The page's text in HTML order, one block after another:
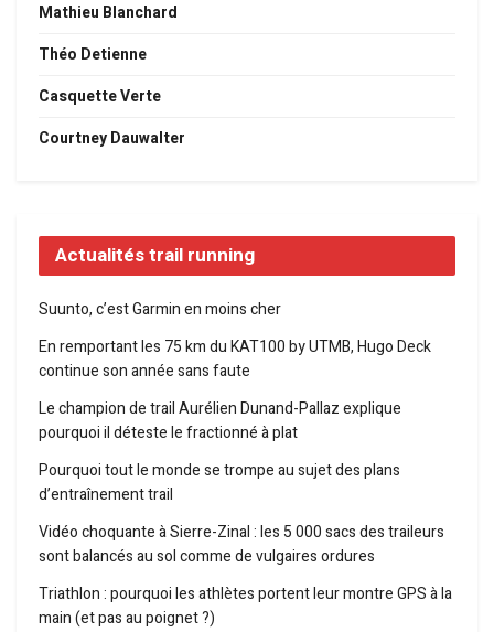
Mathieu Blanchard
Théo Detienne
Casquette Verte
Courtney Dauwalter
Actualités trail running
Suunto, c’est Garmin en moins cher
En remportant les 75 km du KAT100 by UTMB, Hugo Deck
continue son année sans faute
Le champion de trail Aurélien Dunand-Pallaz explique
pourquoi il déteste le fractionné à plat
Pourquoi tout le monde se trompe au sujet des plans
d’entraînement trail
Vidéo choquante à Sierre-Zinal : les 5 000 sacs des traileurs
sont balancés au sol comme de vulgaires ordures
Triathlon : pourquoi les athlètes portent leur montre GPS à la
main (et pas au poignet ?)